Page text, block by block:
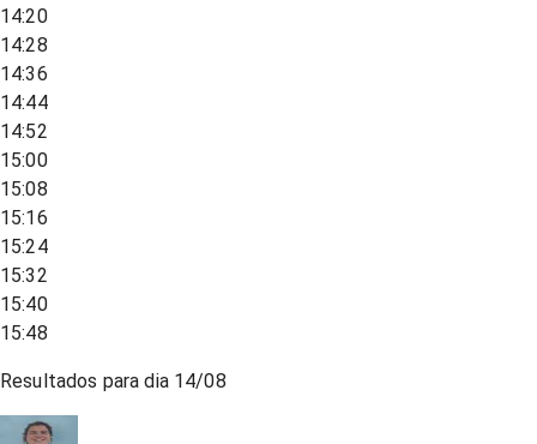
14:20
14:28
14:36
14:44
14:52
15:00
15:08
15:16
15:24
15:32
15:40
15:48
Resultados para dia 14/08